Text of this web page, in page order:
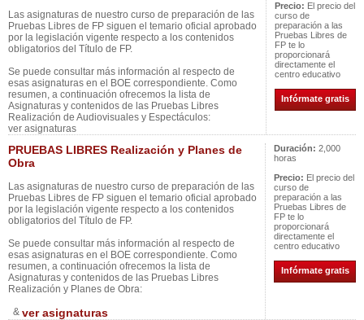
Las asignaturas de nuestro curso de preparación de las
Pruebas Libres de FP siguen el temario oficial aprobado
por la legislación vigente respecto a los contenidos
obligatorios del Título de FP.
Se puede consultar más información al respecto de
esas asignaturas en el BOE correspondiente. Como
resumen, a continuación ofrecemos la lista de
Asignaturas y contenidos de las Pruebas Libres
Realización de Audiovisuales y Espectáculos:
ver asignaturas
Precio: El precio del
curso de
preparación a las
Pruebas Libres de
FP te lo
proporcionará
directamente el
centro educativo
Infórmate gratis
PRUEBAS LIBRES Realización y Planes de
Obra
Las asignaturas de nuestro curso de preparación de las
Pruebas Libres de FP siguen el temario oficial aprobado
por la legislación vigente respecto a los contenidos
obligatorios del Título de FP.
Se puede consultar más información al respecto de
esas asignaturas en el BOE correspondiente. Como
resumen, a continuación ofrecemos la lista de
Asignaturas y contenidos de las Pruebas Libres
Realización y Planes de Obra:
& ver asignaturas
Duración: 2,000
horas
Precio: El precio del
curso de
preparación a las
Pruebas Libres de
FP te lo
proporcionará
directamente el
centro educativo
Infórmate gratis